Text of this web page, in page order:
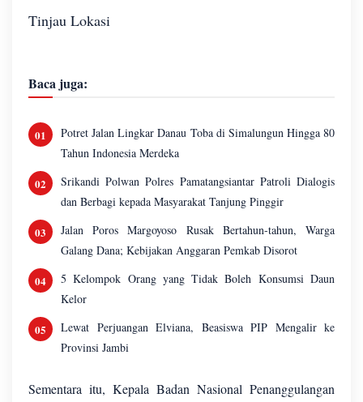
Tinjau Lokasi
Baca juga:
Potret Jalan Lingkar Danau Toba di Simalungun Hingga 80
Tahun Indonesia Merdeka
Srikandi Polwan Polres Pamatangsiantar Patroli Dialogis
dan Berbagi kepada Masyarakat Tanjung Pinggir
Jalan Poros Margoyoso Rusak Bertahun-tahun, Warga
Galang Dana; Kebijakan Anggaran Pemkab Disorot
5 Kelompok Orang yang Tidak Boleh Konsumsi Daun
Kelor
Lewat Perjuangan Elviana, Beasiswa PIP Mengalir ke
Provinsi Jambi
Sementara itu, Kepala Badan Nasional Penanggulangan